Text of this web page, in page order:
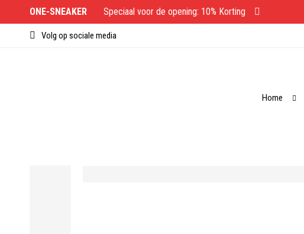
ONE-SNEAKER Speciaal voor de opening: 10% Korting
Volg op sociale media
Home